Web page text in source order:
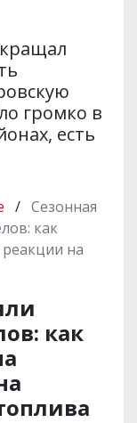
громко в
есть
/ Сезонная
как
на
как